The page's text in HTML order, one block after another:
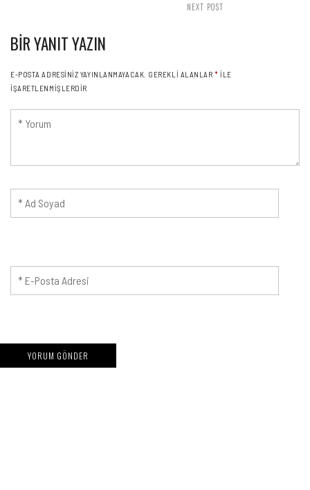
NEXT POST
BIR YANIT YAZIN
E-POSTA ADRESINIZ YAYINLANMAYACAK. GEREKLI ALANLAR* ILE
IŞARETLENMIŞLERDIR